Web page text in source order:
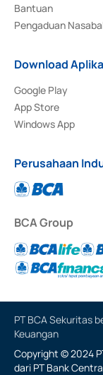
Bantuan
Pengaduan
Download
Google Play
App Store
Windows App
Perusahaan
BCA Group
PT BCA Sekuritas
Keuangan
Copyright © 2024
dari PT Bank